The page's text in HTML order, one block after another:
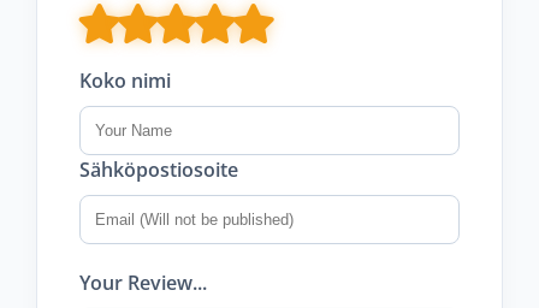
Koko nimi
Sähköpostiosoite
Your Review...